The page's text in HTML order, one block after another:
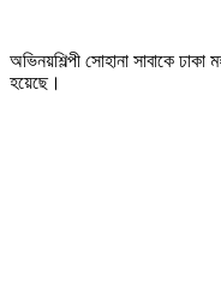
অভিনয়শিল্পী সোহানা সাবাকে ঢাকা
হয়েছে।